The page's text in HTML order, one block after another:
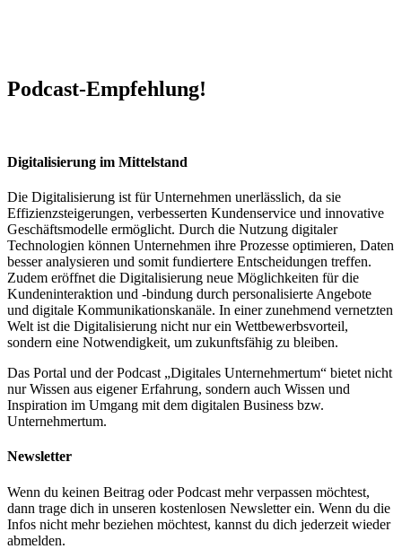
Podcast-Empfehlung!
Digitalisierung im Mittelstand
Die Digitalisierung ist für Unternehmen unerlässlich, da sie
Effizienzsteigerungen, verbesserten Kundenservice und innovative
Geschäftsmodelle ermöglicht. Durch die Nutzung digitaler
Technologien können Unternehmen ihre Prozesse optimieren, Daten
besser analysieren und somit fundiertere Entscheidungen treffen.
Zudem eröffnet die Digitalisierung neue Möglichkeiten für die
Kundeninteraktion und -bindung durch personalisierte Angebote
und digitale Kommunikationskanäle. In einer zunehmend vernetzten
Welt ist die Digitalisierung nicht nur ein Wettbewerbsvorteil,
sondern eine Notwendigkeit, um zukunftsfähig zu bleiben.
Das Portal und der Podcast „Digitales Unternehmertum“ bietet nicht
nur Wissen aus eigener Erfahrung, sondern auch Wissen und
Inspiration im Umgang mit dem digitalen Business bzw.
Unternehmertum.
Newsletter
Wenn du keinen Beitrag oder Podcast mehr verpassen möchtest,
dann trage dich in unseren kostenlosen Newsletter ein. Wenn du die
Infos nicht mehr beziehen möchtest, kannst du dich jederzeit wieder
abmelden.